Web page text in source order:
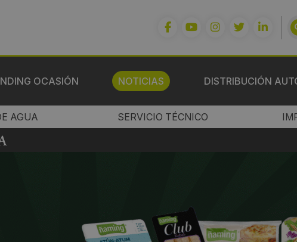
OCASIÓN NOTICIAS DISTRIBUCIÓN
AGUA SERVICIO TÉCNICO